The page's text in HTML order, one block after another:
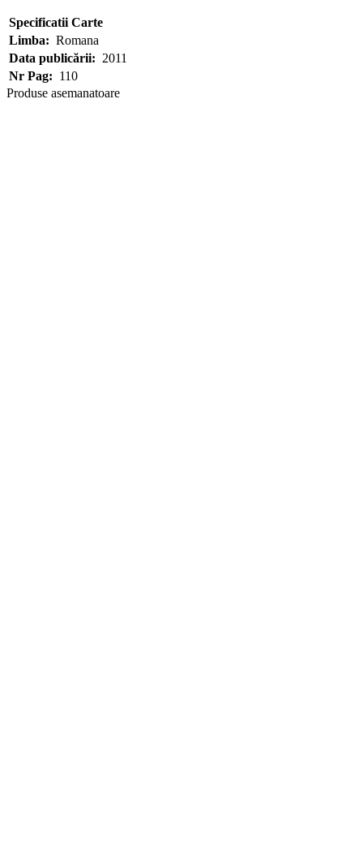
Specificatii Carte
Limba: Romana
Data publicării: 2011
Nr Pag: 110
Produse asemanatoare